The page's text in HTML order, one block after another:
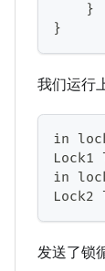
}
}
我们运行
in
Lock1
in
Lock2
发送了锁